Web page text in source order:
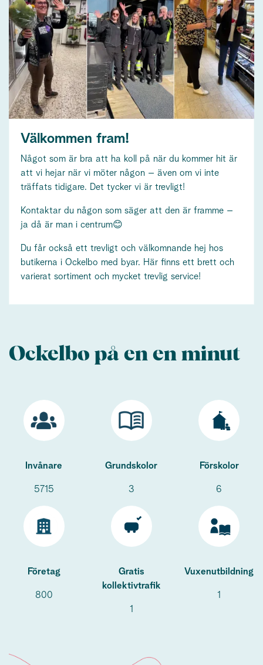
Välkommen fram!
Något som är bra att ha koll på när du kommer hit är
att vi hejar när vi möter någon – även om vi inte
träffats tidigare. Det tycker vi är trevligt!
Kontaktar du någon som säger att den är framme –
ja då är man i centrum😊
Du får också ett trevligt och välkomnande hej hos
butikerna i Ockelbo med byar. Här finns ett brett och
varierat sortiment och mycket trevlig service!
Ockelbo på en en minut
Invånare
5715
Grundskolor
3
Förskolor
6
Företag
800
Gratis
kollektivtrafik
1
Vuxenutbildning
1